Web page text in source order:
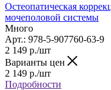
Остеопатическая
мочеполовой системы
Много
Арт.: 978-5-907760-63-9
2 149 р./шт
Варианты цен
2 149 р./шт
Подробности